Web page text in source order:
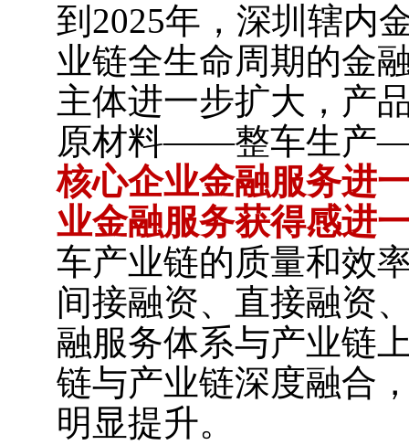
到2025年，深圳辖内
业链全生命周期的金
主体进一步扩大，产
原材料——整车生产
核心企业金融服务进
业金融服务获得感进
车产业链的质量和效
间接融资、直接融资
融服务体系与产业链
链与产业链深度融合
明显提升。